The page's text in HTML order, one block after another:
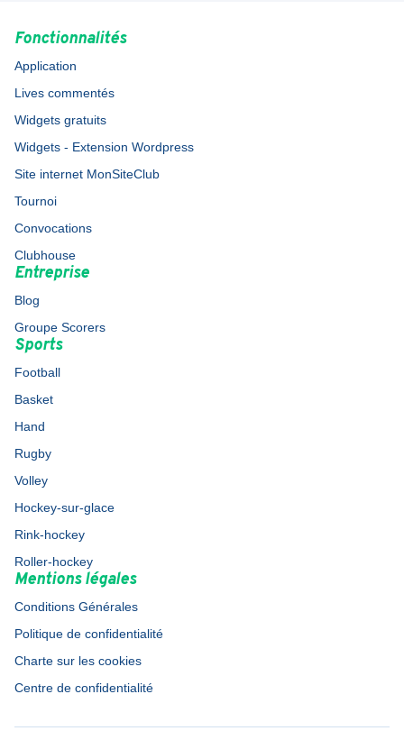
Fonctionnalités
Application
Lives commentés
Widgets gratuits
Widgets - Extension Wordpress
Site internet MonSiteClub
Tournoi
Convocations
Clubhouse
Entreprise
Blog
Groupe Scorers
Sports
Football
Basket
Hand
Rugby
Volley
Hockey-sur-glace
Rink-hockey
Roller-hockey
Mentions légales
Conditions Générales
Politique de confidentialité
Charte sur les cookies
Centre de confidentialité